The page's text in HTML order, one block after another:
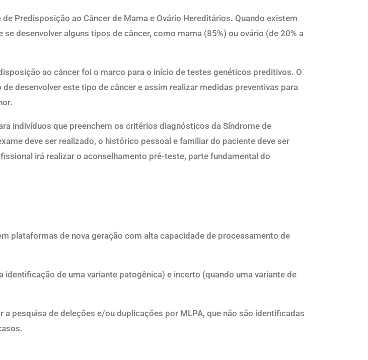
de Predisposição ao Câncer de Mama e Ovário Hereditários. Quando existem
se desenvolver alguns tipos de câncer, como mama (85%) ou ovário (de 20% a
ao câncer foi o marco para o início de testes genéticos preditivos. O
desenvolver este tipo de câncer e assim realizar medidas preventivas para
indivíduos que preenchem os critérios diagnósticos da Síndrome de
deve ser realizado, o histórico pessoal e familiar do paciente deve ser
irá realizar o aconselhamento pré-teste, parte fundamental do
plataformas de nova geração com alta capacidade de processamento de
identificação de uma variante patogênica) e incerto (quando uma variante de
a pesquisa dedeleções e/ou duplicações por MLPA, que não são identificadas